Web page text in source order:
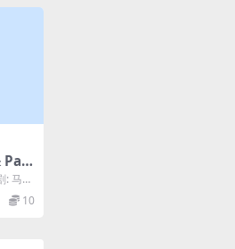
Pau
: 马克
克
10